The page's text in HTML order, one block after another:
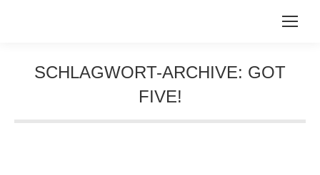
SCHLAGWORT-ARCHIVE: GOT
FIVE!